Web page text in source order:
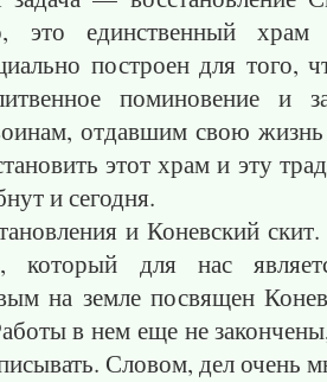
это единственный
построен для того,
поминовение и
отдавшим свою
этот храм и эту
и сегодня.
и Коневский
который для нас
на земле посвящен
в нем еще не
Словом, дел очень